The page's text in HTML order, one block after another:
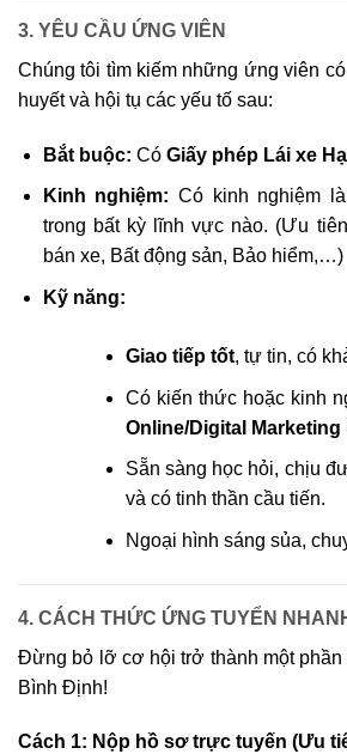
3. YÊU CẦU ỨNG VIÊN
Chúng tôi tìm kiếm những ứng viên
huyết và hội tụ các yếu tố sau:
Bắt buộc: Có Giấy phép Lái xe
Kinh nghiệm: Có kinh nghiệm
trong bất kỳ lĩnh vực nào. (Ưu
bán xe, Bất động sản, Bảo hiểm,…)
Kỹ năng:
Giao tiếp tốt, tự tin, có
Có kiến thức hoặc kinh
Online/Digital Marketing
Sẵn sàng học hỏi, chịu
và có tinh thần cầu tiến.
Ngoại hình sáng sủa,
4. CÁCH THỨC ỨNG TUYỂN
Đừng bỏ lỡ cơ hội trở thành một phần
Bình Định!
Cách 1: Nộp hồ sơ trực tuyến (Ưu